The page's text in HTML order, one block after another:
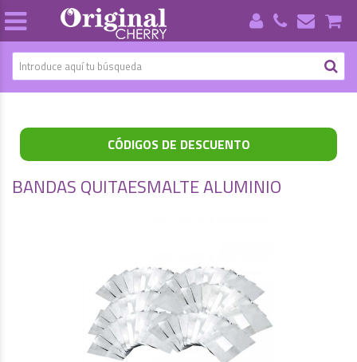
CÓDIGOS DE DESCUENTO
BANDAS QUITAESMALTE ALUMINIO